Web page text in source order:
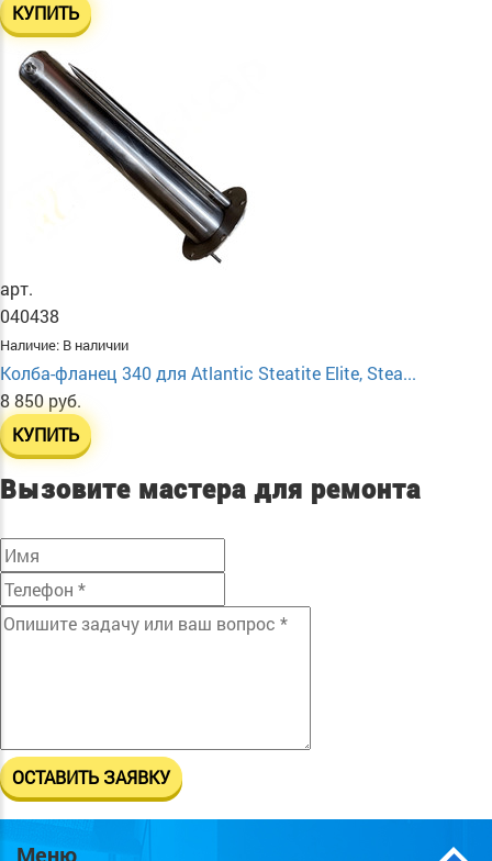
КУПИТЬ
арт.
040438
Наличие: В наличии
Колба-фланец 340 для Atlantic Steatite Elite, Stea...
8 850 руб.
КУПИТЬ
Вызовите мастера для ремонта
Меню